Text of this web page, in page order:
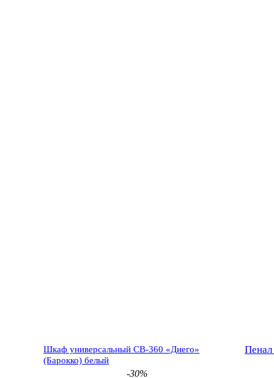
Шкаф универсальный СВ-360 «Диего»
(Барокко) белый
-30%